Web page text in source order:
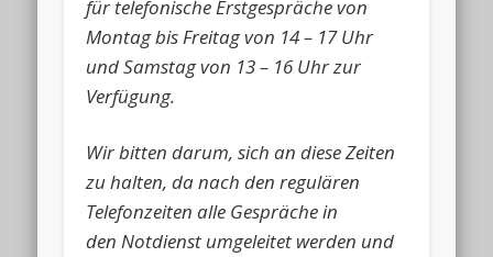
für telefonische Erstgespräche von
Montag bis Freitag von 14 – 17 Uhr
und Samstag von 13 – 16 Uhr zur
Verfügung.
Wir bitten darum, sich an diese Zeiten
zu halten, da nach den regulären
Telefonzeiten alle Gespräche in
den Notdienst umgeleitet werden und